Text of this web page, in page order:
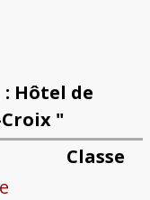
Hôtel de
"
Classe